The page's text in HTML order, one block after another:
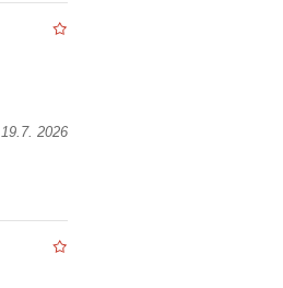
19.7. 2026